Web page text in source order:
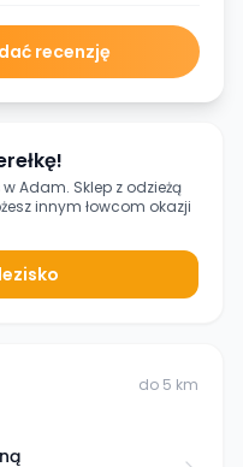
recenzję
wAdam. Sklep z odzieżą
innym łowcom okazji
do 5 km